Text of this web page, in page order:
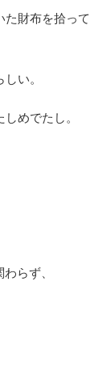
た財布を拾って
い。
めでたし。
らず、